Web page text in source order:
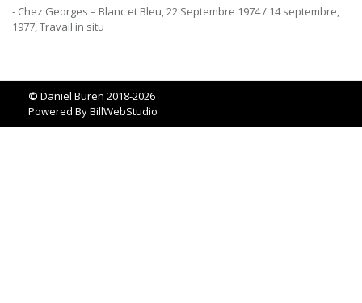
- Chez Georges – Blanc et Bleu, 22 Septembre 1974 / 14 septembre,
1977, Travail in situ
© Daniel Buren 2018-2026
Powered ByBillWebStudio